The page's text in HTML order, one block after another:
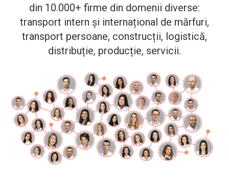
din 10.000+ firme din domenii diverse:
transport intern și internațional de mărfuri,
transport persoane, construcții, logistică,
distribuție, producție, servicii.